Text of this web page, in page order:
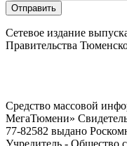
Отправить
Сетевое издание
Правительства
Средство массовой
МегаТюмени»
77-82582 выдано
Учредитель - Общество